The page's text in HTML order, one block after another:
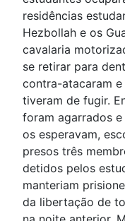
residências
Hezbollah e os
cavalaria
se retirar para
contra-atacaram
tiveram de fugir.
foram agarrados
os esperavam,
presos três
detidos pelos
manteriam
da libertação de